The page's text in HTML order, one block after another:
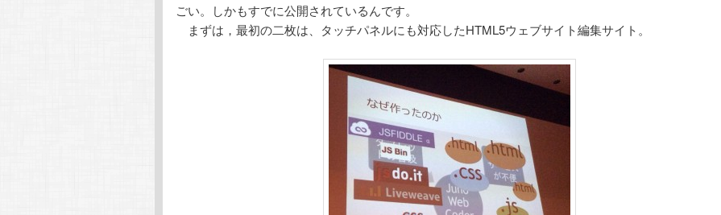
ごい。しかもすでに公開されているんです。
まずは，最初の二枚は、タッチパネルにも対応したHTML5ウェブサイト編集サイト。